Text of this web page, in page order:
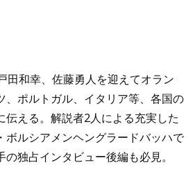
田和幸、佐藤勇人を迎えてオラン
、ポルトガル、イタリア等、各国の
伝える。解説者2人による充実した
ボルシアメンヘングラードバッハで
独占インタビュー後編も必見。